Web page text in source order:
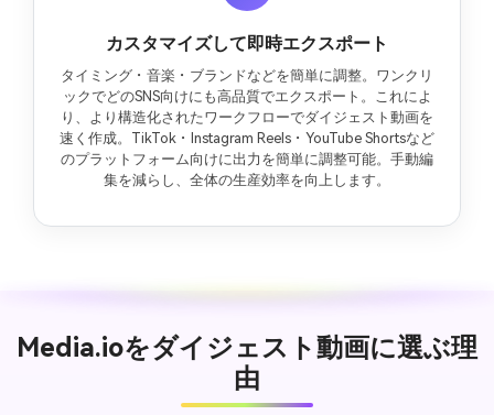
カスタマイズして即時エクスポート
タイミング・音楽・ブランドなどを簡単に調整。ワンクリ
ックでどのSNS向けにも高品質でエクスポート。これによ
り、より構造化されたワークフローでダイジェスト動画を
速く作成。TikTok・Instagram Reels・YouTube Shortsなど
のプラットフォーム向けに出力を簡単に調整可能。手動編
集を減らし、全体の生産効率を向上します。
Media.ioをダイジェスト動画に選ぶ理
由